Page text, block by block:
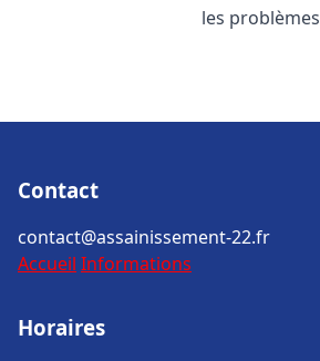
les problèmes
Contact
contact@assainissement-22.fr
Accueil Informations
Horaires